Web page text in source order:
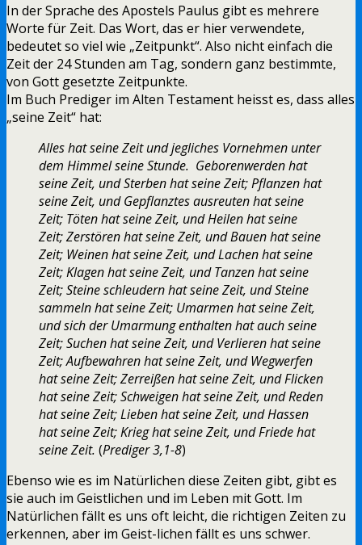
In der Sprache des Apostels Paulus gibt es mehrere
Worte für Zeit. Das Wort, das er hier verwendete,
bedeutet so viel wie „Zeitpunkt“. Also nicht einfach die
Zeit der 24 Stunden am Tag, sondern ganz bestimmte,
von Gott gesetzte Zeitpunkte.
Im Buch Prediger im Alten Testament heisst es, dass alles
„seine Zeit“ hat:
Alles hat seine Zeit und jegliches Vornehmen unter
dem Himmel seine Stunde. Geborenwerden hat
seine Zeit, und Sterben hat seine Zeit; Pflanzen hat
seine Zeit, und Gepflanztes ausreuten hat seine
Zeit; Töten hat seine Zeit, und Heilen hat seine
Zeit; Zerstören hat seine Zeit, und Bauen hat seine
Zeit; Weinen hat seine Zeit, und Lachen hat seine
Zeit; Klagen hat seine Zeit, und Tanzen hat seine
Zeit; Steine schleudern hat seine Zeit, und Steine
sammeln hat seine Zeit; Umarmen hat seine Zeit,
und sich der Umarmung enthalten hat auch seine
Zeit; Suchen hat seine Zeit, und Verlieren hat seine
Zeit; Aufbewahren hat seine Zeit, und Wegwerfen
hat seine Zeit; Zerreißen hat seine Zeit, und Flicken
hat seine Zeit; Schweigen hat seine Zeit, und Reden
hat seine Zeit; Lieben hat seine Zeit, und Hassen
hat seine Zeit; Krieg hat seine Zeit, und Friede hat
seine Zeit. (Prediger 3,1-8)
Ebenso wie es im Natürlichen diese Zeiten gibt, gibt es
sie auch im Geistlichen und im Leben mit Gott. Im
Natürlichen fällt es uns oft leicht, die richtigen Zeiten zu
erkennen, aber im Geist-lichen fällt es uns schwer.